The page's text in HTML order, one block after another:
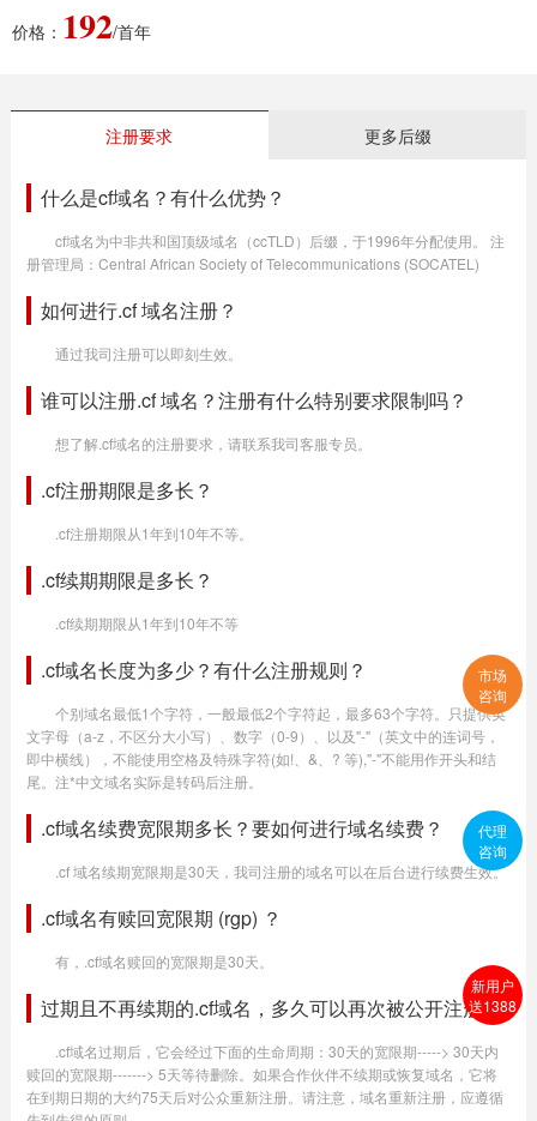
价格： 192/首年
注册要求 更多后缀
什么是cf域名？有什么优势？
cf域名为中非共和国顶级域名（ccTLD）后缀，于1996年分配使用。 注
册管理局：Central African Society of Telecommunications (SOCATEL)
如何进行.cf 域名注册？
通过我司注册可以即刻生效。
谁可以注册.cf 域名？注册有什么特别要求限制吗？
想了解.cf域名的注册要求，请联系我司客服专员。
.cf注册期限是多长？
.cf注册期限从1年到10年不等。
.cf续期期限是多长？
.cf续期期限从1年到10年不等
.cf域名长度为多少？有什么注册规则？
个别域名最低1个字符，一般最低2个字符起，最多63个字符。只提供英
文字母（a-z，不区分大小写）、数字（0-9）、以及"-"（英文中的连词号，
即中横线），不能使用空格及特殊字符(如!、&、? 等),"-"不能用作开头和结
尾。注*中文域名实际是转码后注册。
.cf域名续费宽限期多长？要如何进行域名续费？
.cf 域名续期宽限期是30天，我司注册的域名可以在后台进行续费生效。
.cf域名有赎回宽限期 (rgp) ？
有，.cf域名赎回的宽限期是30天。
过期且不再续期的.cf域名，多久可以再次被公开注册？
.cf域名过期后，它会经过下面的生命周期：30天的宽限期-----> 30天内
赎回的宽限期-------> 5天等待删除。如果合作伙伴不续期或恢复域名，它将
在到期日期的大约75天后对公众重新注册。请注意，域名重新注册，应遵循
市场
咨询
代理
咨询
新用户
送1388